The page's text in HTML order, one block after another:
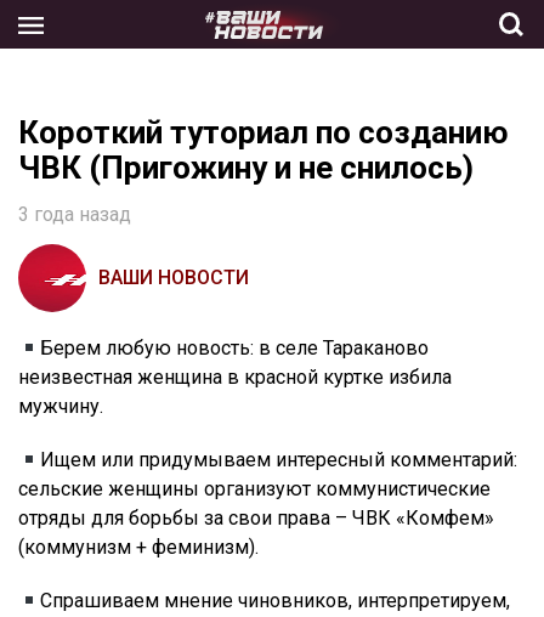
the
Короткий туториал по созданию
ЧВК (Пригожину и не снилось)
3 года назад
ВАШИ НОВОСТИ
Берем любую новость: в селе Тараканово
неизвестная женщина в красной куртке избила
мужчину.
Ищем или придумываем интересный комментарий:
сельские женщины организуют коммунистические
отряды для борьбы за свои права – ЧВК «Комфем»
(коммунизм + феминизм).
Спрашиваем мнение чиновников, интерпретируем,